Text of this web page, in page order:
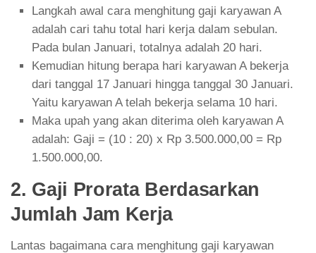
Langkah awal cara menghitung gaji karyawan A
adalah cari tahu total hari kerja dalam sebulan.
Pada bulan Januari, totalnya adalah 20 hari.
Kemudian hitung berapa hari karyawan A bekerja
dari tanggal 17 Januari hingga tanggal 30 Januari.
Yaitu karyawan A telah bekerja selama 10 hari.
Maka upah yang akan diterima oleh karyawan A
adalah: Gaji = (10 : 20) x Rp 3.500.000,00 = Rp
1.500.000,00.
2. Gaji Prorata Berdasarkan
Jumlah Jam Kerja
Lantas bagaimana cara menghitung gaji karyawan